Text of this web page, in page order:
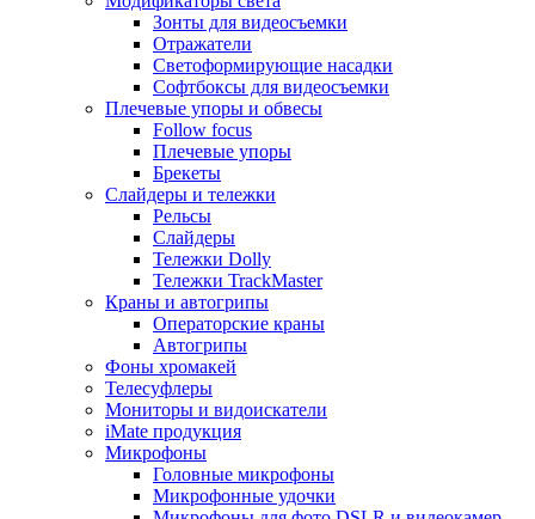
Зонты для видеосъемки
Отражатели
Светоформирующие насадки
Софтбоксы для видеосъемки
Плечевые упоры и обвесы
Follow focus
Плечевые упоры
Брекеты
Слайдеры и тележки
Рельсы
Слайдеры
Тележки Dolly
Тележки TrackMaster
Краны и автогрипы
Операторские краны
Автогрипы
Фоны хромакей
Телесуфлеры
Мониторы и видоискатели
iMate продукция
Микрофоны
Головные микрофоны
Микрофонные удочки